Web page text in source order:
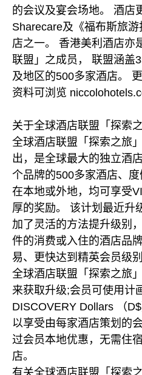
的会议及宴会场地。 酒店
Sharecare及《福布斯旅
店之一。 香港美利酒店亦
联盟」之成员， 联盟涵盖
及地区的500多家酒店。
资料可浏览
关于全球酒店联盟「探索
全球酒店联盟「探索之旅
出，是全球最大的独立酒
个品牌的500多家酒店、
在本地或外地，均可享受
厚的奖励。 该计划最近升
加了灵活的方法提升级别
件的消费或入住的酒店品
易、更快达到精英会员级
全球酒店联盟「探索之旅
来获取升级;会员可使用计
DISCOVERY Dollars （
以享受由每家酒店策划的
过会员本地优惠，无需住
店。